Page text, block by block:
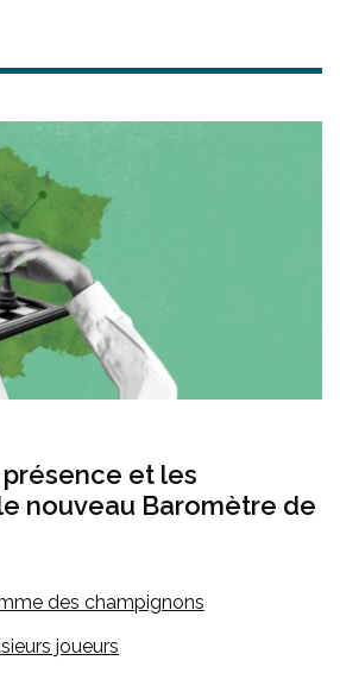
élevé en 2023. Cet indice
d’un modèle dans la
sans prendre en compte les
À l’inverse, le taux de
centre du modèle intégré est
de centres se
intercommunalités
et les
nouveau Baromètre de
des champignons
joueurs